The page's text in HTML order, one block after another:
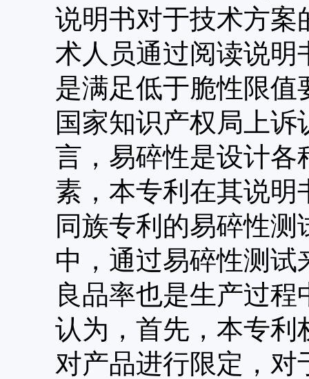
说明书对于技术方案
术人员通过阅读说明
是满足低于脆性限值
国家知识产权局上
言，易碎性是设计各
素，本专利在其说明
同族专利的易碎性
中，通过易碎性测
良品率也是生产过
认为，首先，本专利
对产品进行限定，